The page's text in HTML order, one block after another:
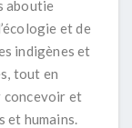
aboutie
et de
indigènes et
tout en
concevoir et
et humains.